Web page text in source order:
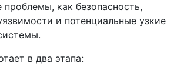
проблемы, как безопасность,
и потенциальные узкие
в два этапа: